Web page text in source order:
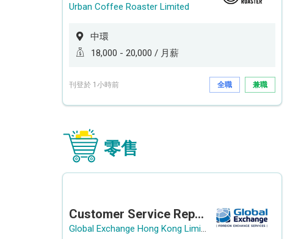
Urban Coffee Roaster Limited
中環
18,000 - 20,000 / 月薪
刊登於 1小時前 全職 兼職
零售
Customer Service Representative (Airport)
Global Exchange Hong Kong Limited